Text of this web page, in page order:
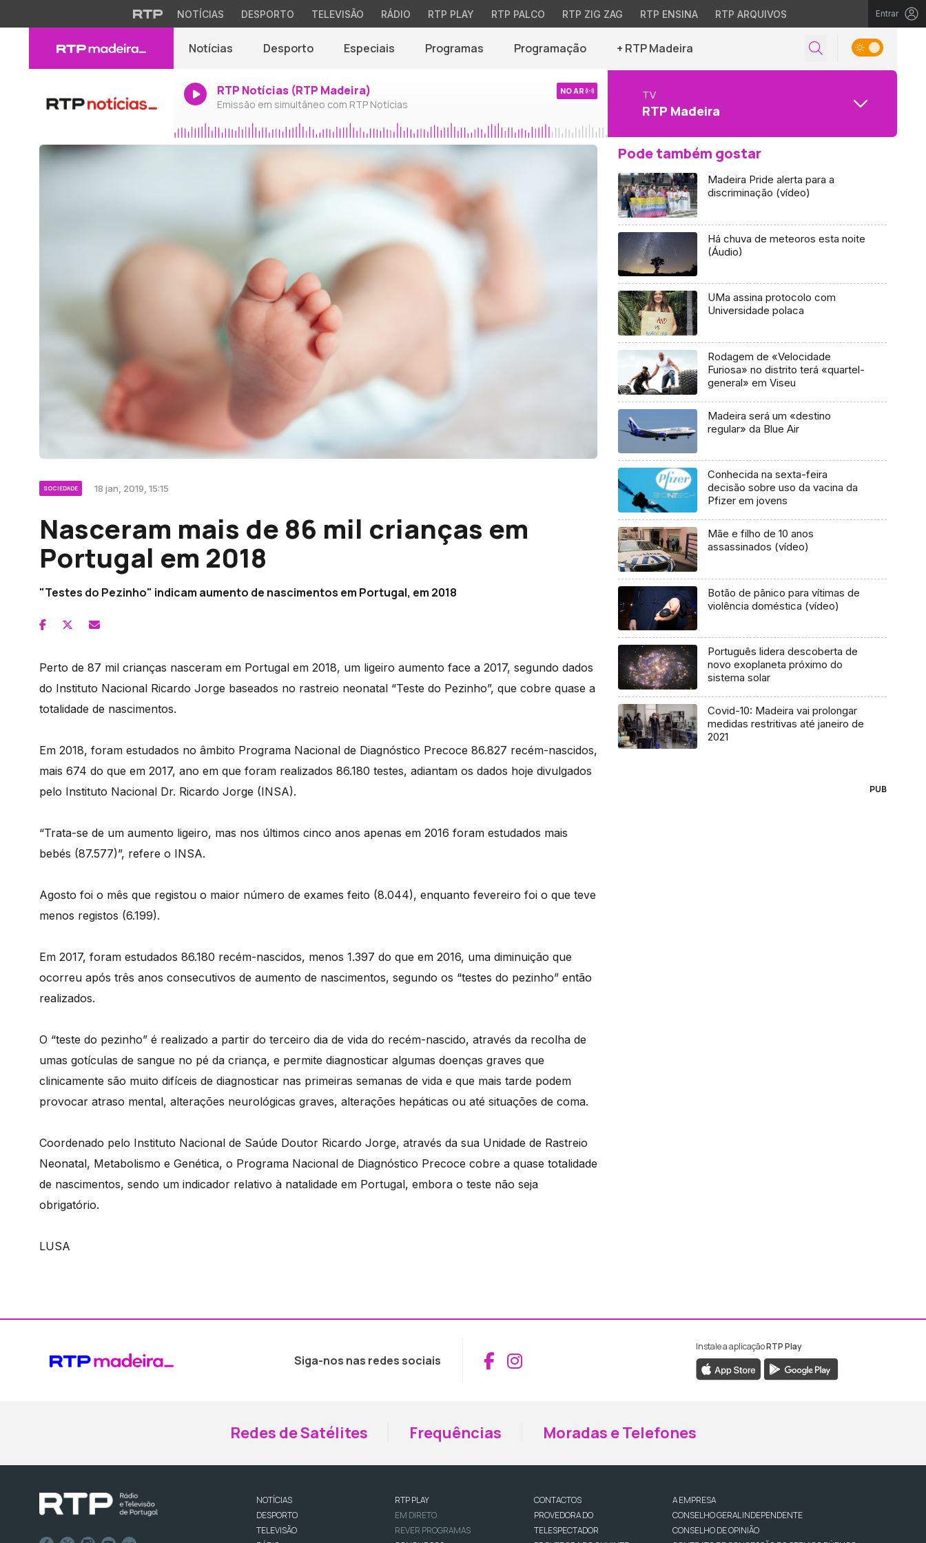
NOTÍCIAS DESPORTO TELEVISÃO RÁDIO RTP PLAY RTP PALCO RTP ZIG ZAG RTP ENSINA RTP ARQUIVOS Entrar
Notícias Desporto Especiais Programas Programação + RTP Madeira
RTP Notícias (RTP Madeira)
Emissão em simultâneo com RTP Notícias
NO AR TV
RTP Madeira
SOCIEDADE 18 jan, 2019, 15:15
Nasceram mais de 86 mil crianças em
Portugal em 2018
"Testes do Pezinho" indicam aumento de nascimentos em Portugal, em 2018
Perto de 87 mil crianças nasceram em Portugal em 2018, um ligeiro aumento face a 2017, segundo dados
do Instituto Nacional Ricardo Jorge baseados no rastreio neonatal “Teste do Pezinho”, que cobre quase a
totalidade de nascimentos.
Em 2018, foram estudados no âmbito Programa Nacional de Diagnóstico Precoce 86.827 recém-nascidos,
mais 674 do que em 2017, ano em que foram realizados 86.180 testes, adiantam os dados hoje divulgados
pelo Instituto Nacional Dr. Ricardo Jorge (INSA).
“Trata-se de um aumento ligeiro, mas nos últimos cinco anos apenas em 2016 foram estudados mais
bebés (87.577)”, refere o INSA.
Agosto foi o mês que registou o maior número de exames feito (8.044), enquanto fevereiro foi o que teve
menos registos (6.199).
Em 2017, foram estudados 86.180 recém-nascidos, menos 1.397 do que em 2016, uma diminuição que
ocorreu após três anos consecutivos de aumento de nascimentos, segundo os “testes do pezinho” então
realizados.
O “teste do pezinho” é realizado a partir do terceiro dia de vida do recém-nascido, através da recolha de
umas gotículas de sangue no pé da criança, e permite diagnosticar algumas doenças graves que
clinicamente são muito difíceis de diagnosticar nas primeiras semanas de vida e que mais tarde podem
provocar atraso mental, alterações neurológicas graves, alterações hepáticas ou até situações de coma.
Coordenado pelo Instituto Nacional de Saúde Doutor Ricardo Jorge, através da sua Unidade de Rastreio
Neonatal, Metabolismo e Genética, o Programa Nacional de Diagnóstico Precoce cobre a quase totalidade
de nascimentos, sendo um indicador relativo à natalidade em Portugal, embora o teste não seja
obrigatório.
LUSA
Pode também gostar
Madeira Pride alerta para a
discriminação (vídeo)
Há chuva de meteoros esta noite
(Áudio)
UMa assina protocolo com
Universidade polaca
Rodagem de «Velocidade
Furiosa» no distrito terá «quartel-
general» em Viseu
Madeira será um «destino
regular» da Blue Air
Conhecida na sexta-feira
decisão sobre uso da vacina da
Pfizer em jovens
Mãe e filho de 10 anos
assassinados (vídeo)
Botão de pânico para vítimas de
violência doméstica (vídeo)
Português lidera descoberta de
novo exoplaneta próximo do
sistema solar
Covid-10: Madeira vai prolongar
medidas restritivas até janeiro de
2021
PUB
Siga-nos nas redes sociais Aceder ao Facebook da RTP Madeira
Aceder ao Instagram da RTP Madeira
Instale a aplicaçãoRTP Play
Redes de Satélites Frequências Moradas e Telefones
NOTÍCIAS
DESPORTO
TELEVISÃO
RTP PLAY
EM DIRETO
REVER PROGRAMAS
CONTACTOS
PROVEDORA DO
TELESPECTADOR
A EMPRESA
CONSELHO GERAL INDEPENDENTE
CONSELHO DE OPINIÃO